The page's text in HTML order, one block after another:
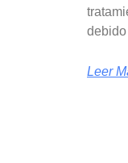
Leer